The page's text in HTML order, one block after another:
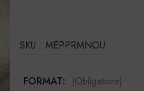
SKU : MEPPRMNOU
FORMAT: (Obligatoire)